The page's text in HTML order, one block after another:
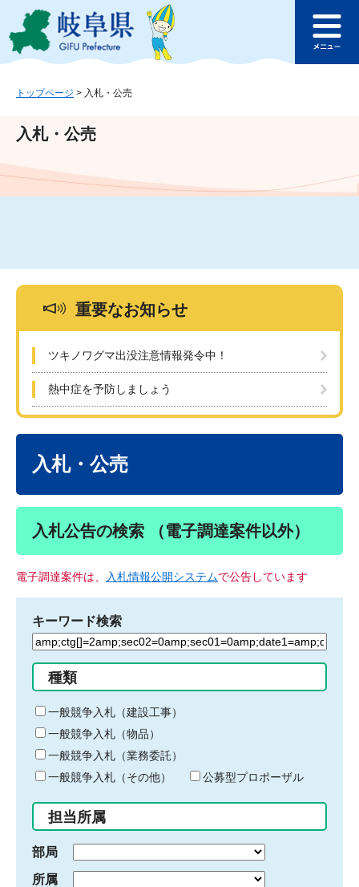
ジ
ュ
文
このページの本文へ
ュ
トップページ > 入札・公売
入札・公売
重要なお知らせ
ツキノワグマ出没注意情報発令中！
熱中症を予防しましょう
入札・公売
入札公告の検索 （電子調達案件以外）
電子調達案件は、 入札情報公開システムで公告しています
キーワード検索
検
る
キ
ー
ワ
ー
ド
入
力
種類
一般競争入札（建設工事）
一般競争入札（物品）
一般競争入札（業務委託）
一般競争入札（その他）
公募型プロポーザル
担当所属
部局
所属